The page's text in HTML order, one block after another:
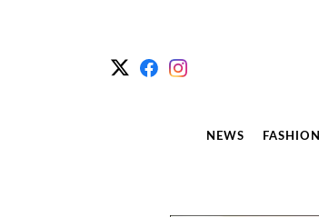
NEWS FASHION